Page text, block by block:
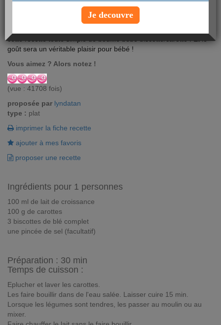
cette recette toute simple de bouillie bébé biscotte/carotte ! Et le
goût sera un véritable plaisir pour bébé !
Vous aimez ? Alors notez !
(vue : 41708 fois)
proposée par lyndatan
type : plat
imprimer la fiche recette
ajouter à mes favoris
proposer une recette
Ingrédients pour 1 personnes
100 ml de lait de croissance
100 g de carottes
3 biscottes de blé complet
une pincée de sel (facultatif)
Préparation : 30 min
Temps de cuisson :
Eplucher et laver les carottes.
Les faire bouillir dans de l'eau salée. Laisser cuire 15 min.
Lorsque les légumes sont tendres, les passer au moulin ou au
mixer.
Je decouvre